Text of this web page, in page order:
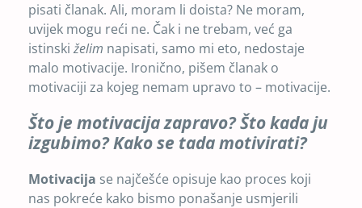
pisati članak. Ali, moram li doista? Ne moram,
uvijek mogu reći ne. Čak i ne trebam, već ga
istinski želim napisati, samo mi eto, nedostaje
malo motivacije. Ironično, pišem članak o
motivaciji za kojeg nemam upravo to – motivacije.
Što je motivacija zapravo? Što kada ju
izgubimo? Kako se tada motivirati?
Motivacija se najčešće opisuje kao proces koji
nas pokreće kako bismo ponašanje usmjerili